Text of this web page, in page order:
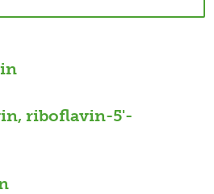
riboflavin-5'-